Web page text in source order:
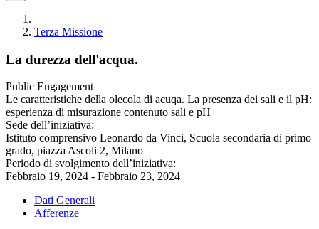
Terza Missione
La durezza dell'acqua.
Public Engagement
Le caratteristiche della olecola di acuqa. La presenza dei sali e il pH:
esperienza di misurazione contenuto sali e pH
Sede dell’iniziativa:
Istituto comprensivo Leonardo da Vinci, Scuola secondaria di primo
grado, piazza Ascoli 2, Milano
Periodo di svolgimento dell’iniziativa:
Febbraio 19, 2024 - Febbraio 23, 2024
Dati Generali
Afferenze